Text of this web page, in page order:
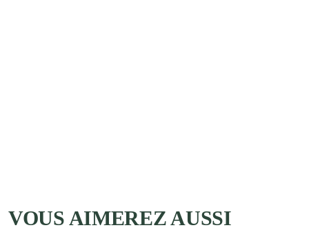
VOUS AIMEREZ AUSSI